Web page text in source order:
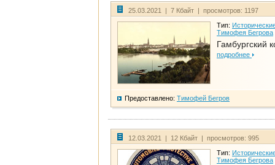
25.03.2021 | 7 Кбайт | просмотров: 1197
Тип:
Тимофея Бегрова
Гамбургский
подробнее
Предоставлено: Тимофей Бегров
12.03.2021 | 12 Кбайт | просмотров: 995
Тип:
Тимофея Бегрова